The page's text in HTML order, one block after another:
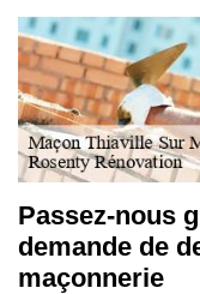
Passez-nous
demande de
maçonnerie